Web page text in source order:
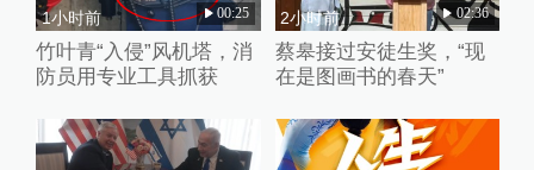
1小时前 00:25
竹叶青“入侵”风机塔，消
防员用专业工具抓获
2小时前 02:36
蔡皋接过安徒生奖，“现
在是图画书的春天”